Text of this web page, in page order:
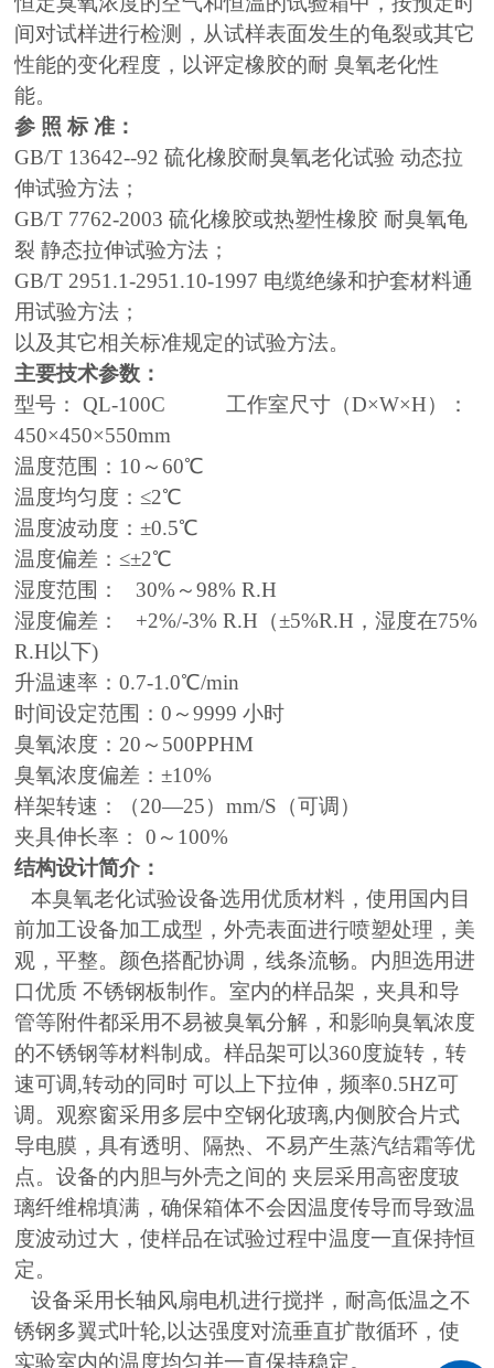
间对试样进行检测，从试样表面发生的龟裂或其它
性能的变化程度，以评定橡胶的耐 臭氧老化性
能。
参 照 标 准：
GB/T 13642--92 硫化橡胶耐臭氧老化试验 动态拉
伸试验方法；
GB/T 7762-2003 硫化橡胶或热塑性橡胶 耐臭氧龟
裂 静态拉伸试验方法；
GB/T 2951.1-2951.10-1997 电缆绝缘和护套材料通
用试验方法；
以及其它相关标准规定的试验方法。
主要技术参数：
型号： QL-100C 工作室尺寸（D×W×H）：
450×450×550mm
温度范围：10～60℃
温度均匀度：≤2℃
温度波动度：±0.5℃
温度偏差：≤±2℃
湿度范围： 30%～98% R.H
湿度偏差： +2%/-3% R.H（±5%R.H，湿度在75%
R.H以下)
升温速率：0.7-1.0℃/min
时间设定范围：0～9999 小时
臭氧浓度：20～500PPHM
臭氧浓度偏差：±10%
样架转速：（20—25）mm/S（可调）
夹具伸长率： 0～100%
结构设计简介：
本臭氧老化试验设备选用优质材料，使用国内目
前加工设备加工成型，外壳表面进行喷塑处理，美
观，平整。颜色搭配协调，线条流畅。内胆选用进
口优质 不锈钢板制作。室内的样品架，夹具和导
管等附件都采用不易被臭氧分解，和影响臭氧浓度
的不锈钢等材料制成。样品架可以360度旋转，转
速可调,转动的同时 可以上下拉伸，频率0.5HZ可
调。观察窗采用多层中空钢化玻璃,内侧胶合片式
导电膜，具有透明、隔热、不易产生蒸汽结霜等优
点。设备的内胆与外壳之间的 夹层采用高密度玻
璃纤维棉填满，确保箱体不会因温度传导而导致温
度波动过大，使样品在试验过程中温度一直保持恒
定。
设备采用长轴风扇电机进行搅拌，耐高低温之不
锈钢多翼式叶轮,以达强度对流垂直扩散循环，使
实验室内的温度均匀并一直保持稳定。